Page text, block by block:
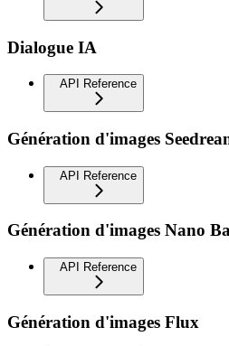
Dialogue IA
API Reference
Génération d'images
API Reference
Génération d'images Nano
API Reference
Génération d'images Flux